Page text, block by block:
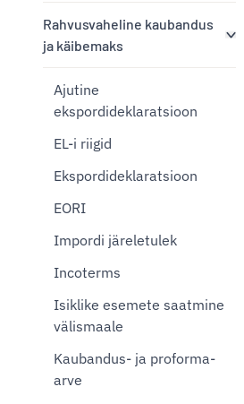
Rahvusvaheline kaubandus
ja käibemaks
Ajutine
ekspordideklaratsioon
EL-i riigid
Ekspordideklaratsioon
EORI
Impordi järeletulek
Incoterms
Isiklike esemete saatmine
välismaale
Kaubandus- ja proforma-
arve